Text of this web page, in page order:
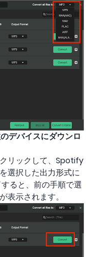
デバイスにダウンロ
リックして、Spotify
選択した出力形式に
ると、前の手順で選
表示されます。